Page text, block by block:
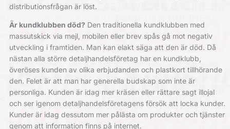
distributionsfrågan är löst.
Är kundklubben död? Den traditionella kundklubben med
massutskick via mejl, mobilen eller brev spås gå mot negativ
utveckling i framtiden. Man kan elakt säga att den är död. Då
nästan alla större detaljhandelsföretag har en kundklubb,
överöses kunden av olika erbjudanden och plastkort tillhörande
den. Felet är att man har generella budskap som inte är
personliga. Kunden är idag mer kräsen eller rättare sagt illojal
och ser igenom detaljhandelsföretagens försök att locka kunder.
Kunder är idag dessutom mer pålästa om produkter och tjänster
genom att information finns på internet.